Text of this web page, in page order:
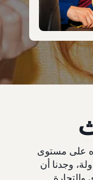
على مستوى
وشمل 14000 مستهلك من 11 دولة، وجدنا أن
والتجارة